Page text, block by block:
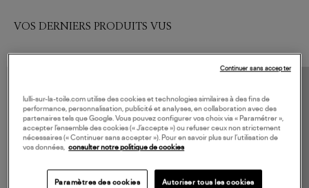
VOS DERNIERS PRODUITS VUS
lulli-sur-la-toile.com utilise des cookies et technologies similaires à des fins de
performance, personnalisation, publicité et analyses, en collaboration avec des
partenaires tels que Google. Vous pouvez configurer vos choix via « Paramétrer »,
accepter l’ensemble des cookies (« J’accepte ») ou refuser ceux non strictement
nécessaires (« Continuer sans accepter »). Pour en savoir plus sur l’utilisation de
vos données, consulter notre politique de cookies
Paramètres des cookies Autoriser tous les cookies
Continuer sans accepter